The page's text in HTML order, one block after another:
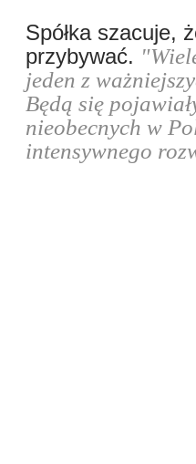
Spółka szacuje,
przybywać.
jeden z
Będą się
nieobecnych w
intensywnego